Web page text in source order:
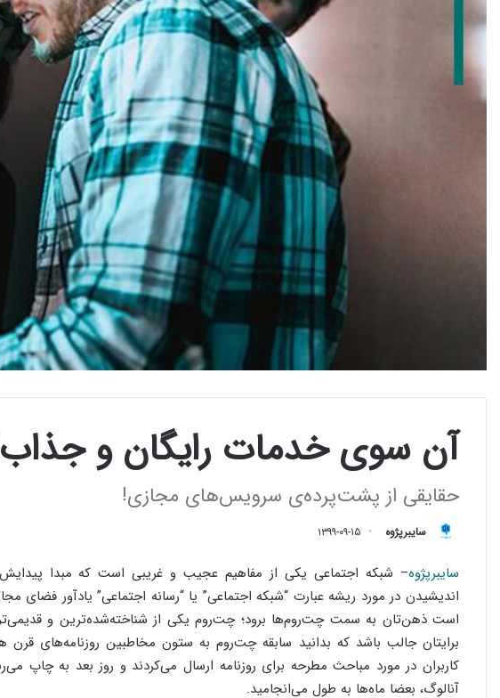
آن سوی خدمات رایگان و
حقایقی از پشت‌پرده‌ی سرویس‌های مجازی!
سایبرپژوه ۱۳۹۹-۰۹-۱۵
سایبرپژوه– شبکه اجتماعی یکی از مفاهیم عجیب و غریبی است که مبدا
اندیشیدن در مورد ریشه عبارت “شبکه اجتماعی” یا “رسانه اجتماعی” یادآور
است ذهن‌تان به سمت چت‌روم‌ها برود؛ چت‌روم یکی از شناخته‌شده‌ترین و
برایتان جالب باشد که بدانید سابقه چت‌روم به ستون مخاطبین روزنامه‌های
کاربران در مورد مباحث مطرحه برای روزنامه ارسال می‌کردند و روز بعد به
آنالوگ، بعضا ماه‌ها به طول می‌انجامید.